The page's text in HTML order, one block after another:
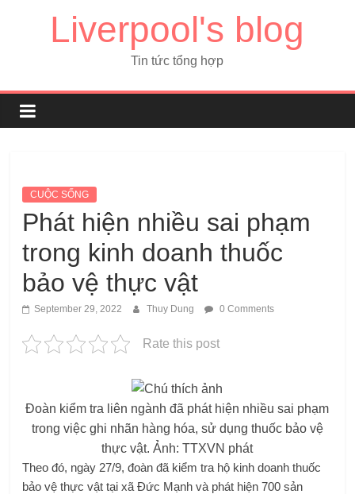
Liverpool's blog
Tin tức tổng hợp
CUỘC SỐNG
Phát hiện nhiều sai phạm
trong kinh doanh thuốc
bảo vệ thực vật
September 29, 2022 Thuy Dung 0 Comments
Rate this post
Đoàn kiểm tra liên ngành đã phát hiện nhiều sai phạm
trong việc ghi nhãn hàng hóa, sử dụng thuốc bảo vệ
thực vật. Ảnh: TTXVN phát
Theo đó, ngày 27/9, đoàn đã kiểm tra hộ kinh doanh thuốc
bảo vệ thực vật tại xã Đức Mạnh và phát hiện 700 sản